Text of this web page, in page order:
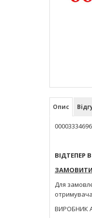
Опис
ВІДТЕПЕР
ЗАМОВИТИ
Для
ВИРОБНИК